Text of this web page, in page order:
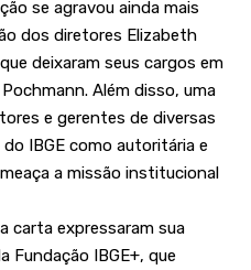
se agravou ainda mais
dos diretores Elizabeth
deixaram seus cargos em
Além disso, uma
e gerentes de diversas
IBGE como autoritária e
a missão institucional
carta expressaram sua
Fundação IBGE+, que